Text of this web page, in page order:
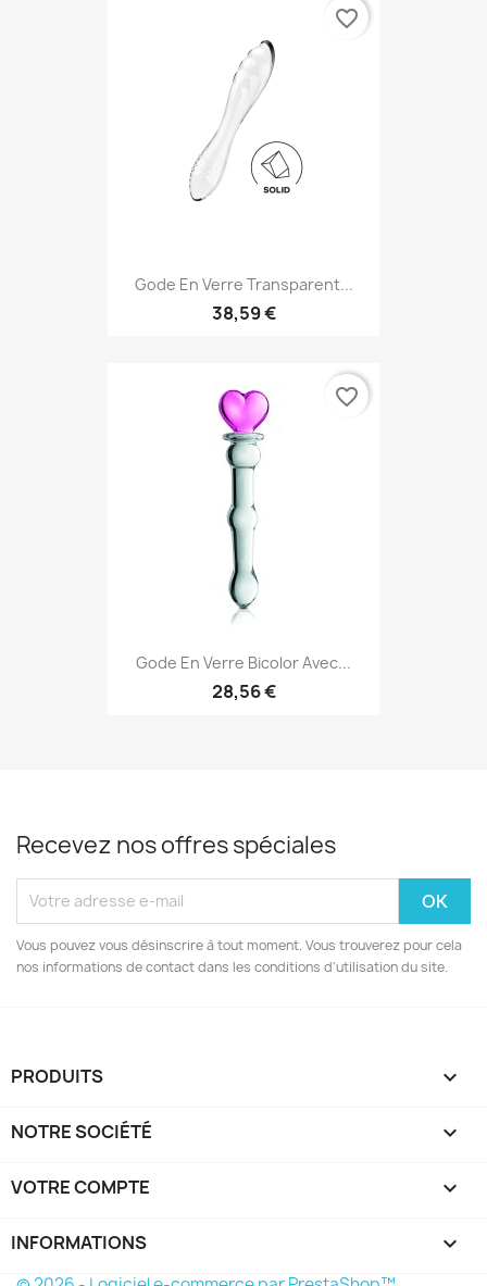
Gode En Verre Transparent...
38,59 €
favorite_border
Gode En Verre Bicolor Avec...
28,56 €
favorite_border
Recevez nos offres spéciales
Vous pouvez vous désinscrire à tout moment. Vous trouverez pour cela
nos informations de contact dans les conditions d'utilisation du site.
PRODUITS 
NOTRE SOCIÉTÉ 
VOTRE COMPTE 
INFORMATIONS keyboard_arrow_down